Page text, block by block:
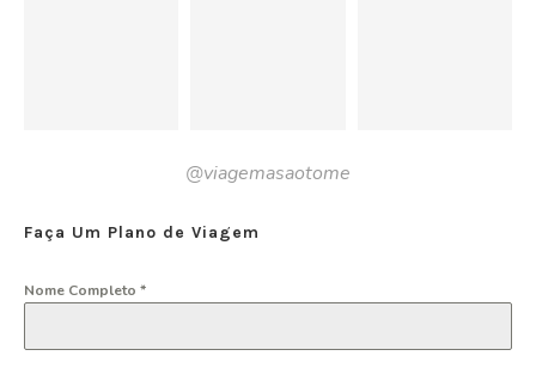
@viagemasaotome
Faça Um Plano de Viagem
Nome Completo *